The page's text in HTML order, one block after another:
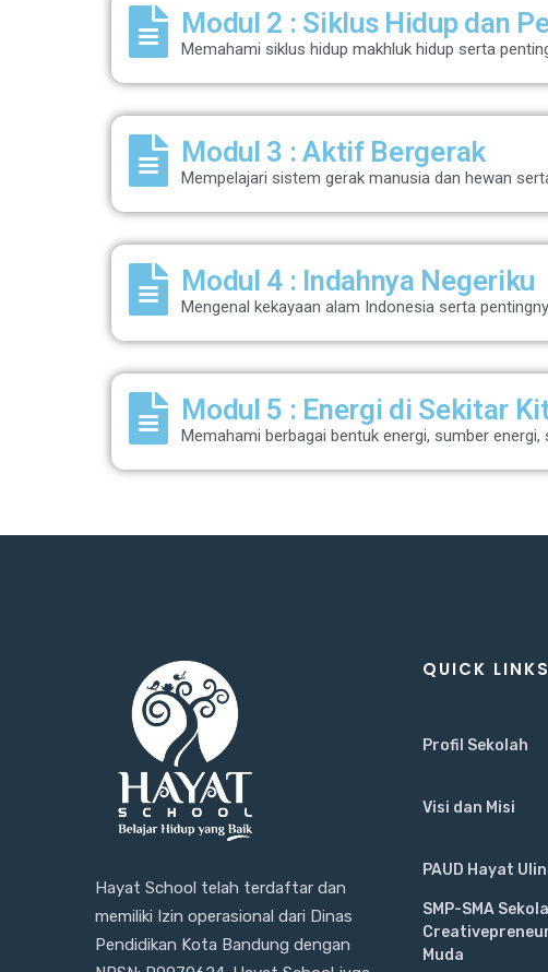
Modul 2 : Siklus Hidup dan
Memahami siklus hidup makhluk hidup serta
Modul 3 : Aktif Bergerak
Mempelajari sistem gerak manusia dan hewan
Modul 4 : Indahnya Negeriku
Mengenal kekayaan alam Indonesia serta
Modul 5 : Energi di Sekitar
Memahami berbagai bentuk energi, sumber
Hayat School telah terdaftar dan
memiliki Izin operasional dari Dinas
Pendidikan Kota Bandung dengan
QUICK
Profil Sekolah
Visi dan Misi
PAUD Hayat Ulin
SMP-SMA
Muda